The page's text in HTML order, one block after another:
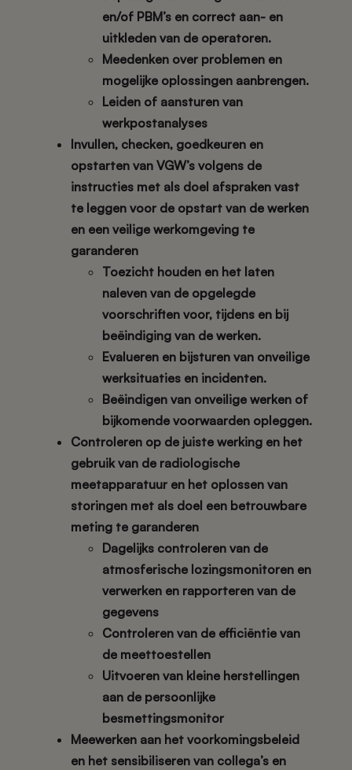
en/of PBM’s en correct aan- en
uitkleden van de operatoren.
Meedenken over problemen en
mogelijke oplossingen aanbrengen.
Leiden of aansturen van
werkpostanalyses
Invullen, checken, goedkeuren en
opstarten van VGW’s volgens de
instructies met als doel afspraken vast
te leggen voor de opstart van de werken
en een veilige werkomgeving te
garanderen
Toezicht houden en het laten
naleven van de opgelegde
voorschriften voor, tijdens en bij
beëindiging van de werken.
Evalueren en bijsturen van onveilige
werksituaties en incidenten.
Beëindigen van onveilige werken of
bijkomende voorwaarden opleggen.
Controleren op de juiste werking en het
gebruik van de radiologische
meetapparatuur en het oplossen van
storingen met als doel een betrouwbare
meting te garanderen
Dagelijks controleren van de
atmosferische lozingsmonitoren en
verwerken en rapporteren van de
gegevens
Controleren van de efficiëntie van
de meettoestellen
Uitvoeren van kleine herstellingen
aan de persoonlijke
besmettingsmonitor
Meewerken aan het voorkomingsbeleid
en het sensibiliseren van collega’s en